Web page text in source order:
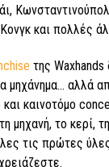
και πολλές
της
μηχάνημα… αλλά
καινοτόμο
μηχανή, το κερί,
τις πρώτες